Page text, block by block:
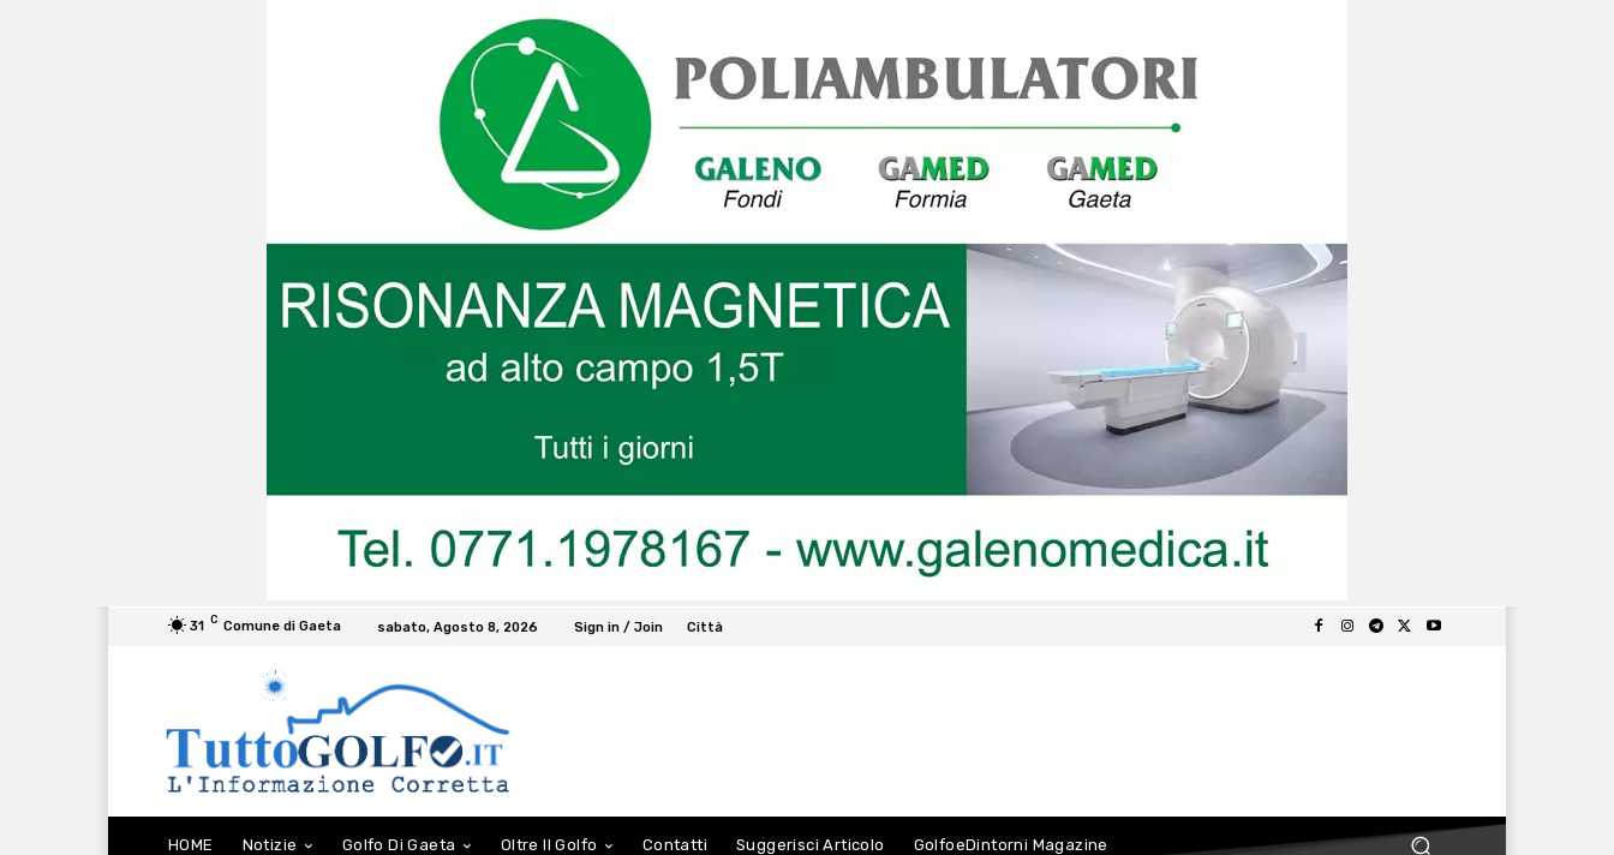
31 C Comune di Gaeta sabato, Agosto 8, 2026 Sign in / Join Città
HOME Notizie Golfo Di Gaeta Oltre Il Golfo Contatti Suggerisci Articolo GolfoeDintorni Magazine